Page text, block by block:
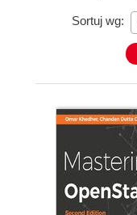
Sortuj wg: